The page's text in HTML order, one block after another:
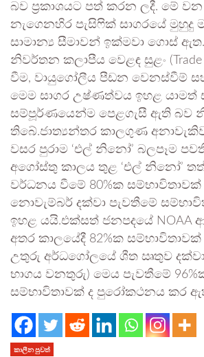
බව ප්‍රකාශයට පත් කරන ලදී. මේ
නැගෙනහිර පැසිෆික් සාගරයේ
සාමාන්‍ය සීමාවන් ඉක්මවා ගොස්
නිවර්තන කලාපීය වෙළඳ සුළං (Trade
වීම, වායුගෝලීය පීඩන වෙනස්වීම් සහ
මෙම සාගර උෂ්ණත්වය ඉහළ යාමත්
සම්පූර්ණයෙන්ම පෙළගැසී ඇති බව
තිබේ.ජාත්‍යන්තර කාලගුණ
වසර පුරාම ‘එල් නිනෝ’ බලපෑම
අගෝස්තු කාලය තුළ ‘එල් නිනෝ’
වර්ධනය වීමේ 80%ක
නොවැම්බර් දක්වා පැවතීමේ
ඉහළ යයි.එක්සත් ජනපදයේ NOAA
අතර කාලයේදී 82%ක සම්භාවිතාවක්
උතුරු අර්ධගෝලයේ ශීත ඍතුව දක්වා
භාගය වනතුරු) මෙය පැවතීමේ
සම්භාවිතාවක් ද පුරෝකථනය කර
කාලීන පුවත්